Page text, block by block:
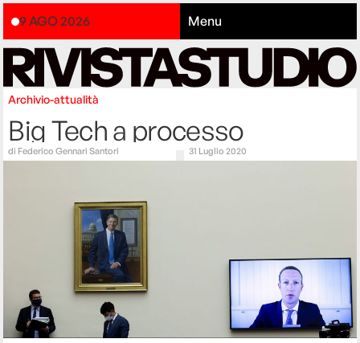
9 AGO 2026 Menu
Archivio-attualità
Big Tech a processo
di Federico Gennari Santori 31 Luglio 2020